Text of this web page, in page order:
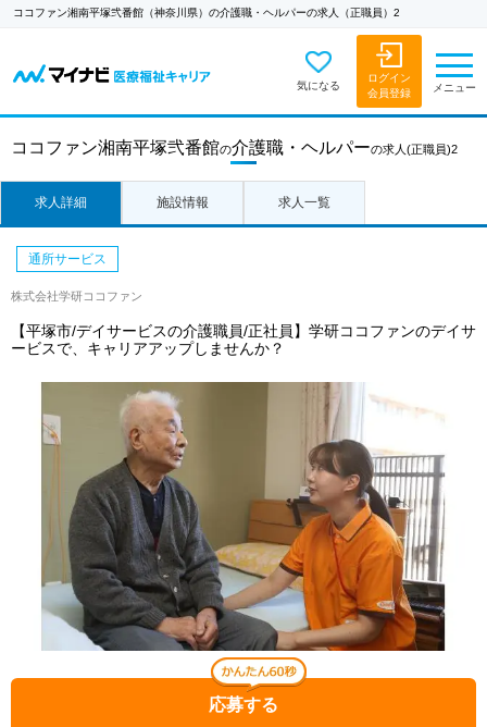
ココファン湘南平塚弐番館（神奈川県）の介護職・ヘルパーの求人（正職員）2
気になる
ログイン
会員登録
メニュー
ココファン湘南平塚弐番館の介護職・ヘルパーの求人 (正職員)2
求人詳細 施設情報 求人一覧
応募する
通所サービス
株式会社学研ココファン
【平塚市/デイサービスの介護職員/正社員】学研ココファンのデイサ
ービスで、キャリアアップしませんか？